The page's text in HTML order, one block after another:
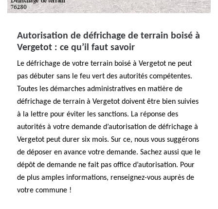
Autorisation de défrichage de terrain boisé à
Vergetot : ce qu’il faut savoir
Le défrichage de votre terrain boisé à Vergetot ne peut
pas débuter sans le feu vert des autorités compétentes.
Toutes les démarches administratives en matière de
défrichage de terrain à Vergetot doivent être bien suivies
à la lettre pour éviter les sanctions. La réponse des
autorités à votre demande d’autorisation de défrichage à
Vergetot peut durer six mois. Sur ce, nous vous suggérons
de déposer en avance votre demande. Sachez aussi que le
dépôt de demande ne fait pas office d’autorisation. Pour
de plus amples informations, renseignez-vous auprès de
votre commune !